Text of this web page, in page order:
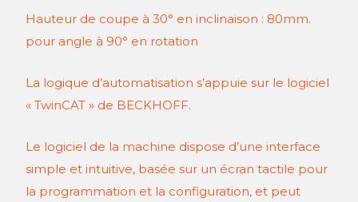
Hauteur de coupe à 30° en inclinaison : 80mm.
pour angle à 90° en rotation
La logique d’automatisation s’appuie sur le logiciel
« TwinCAT » de BECKHOFF.
Le logiciel de la machine dispose d’une interface
simple et intuitive, basée sur un écran tactile pour
la programmation et la configuration, et peut